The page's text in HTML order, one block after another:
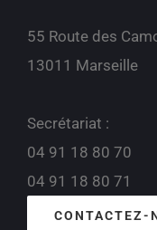
55 Route des
13011 Marseille
Secrétariat :
04 91 18 80 70
04 91 18 80 71
CONTACTEZ-